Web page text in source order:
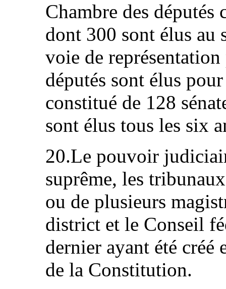
Chambre des députés
dont 300 sont élus au
voie de
députés sont élus
constitué de 128
sont élus tous les six
20.Le pouvoir
suprême, les
ou de plusieurs
district et le Conseil
dernier ayant été créé
de la Constitution.